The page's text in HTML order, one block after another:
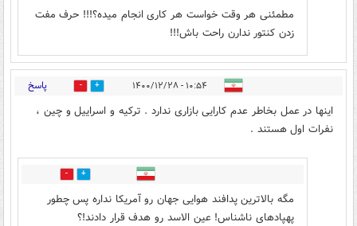
مطمئنی هر وقت خواست هر کاری انجام میده؟!!! حرف مفت
زدن کنتور ندارن راحت باش!!!
۱۰:۵۴ - ۱۴۰۰/۱۲/۲۸ 3 پاسخ
اینها در عمل بخاطر عدم کارایی بازاری ندارد . ترکیه و اسراییل و چین ،
نفرات اول هستند .
9
مگه بالاترین پدافند هوایی جهان رو آمریکا نداره پس چطور
پهپادهای ناشناس! عین الاسد رو هدف قرار دادند!؟